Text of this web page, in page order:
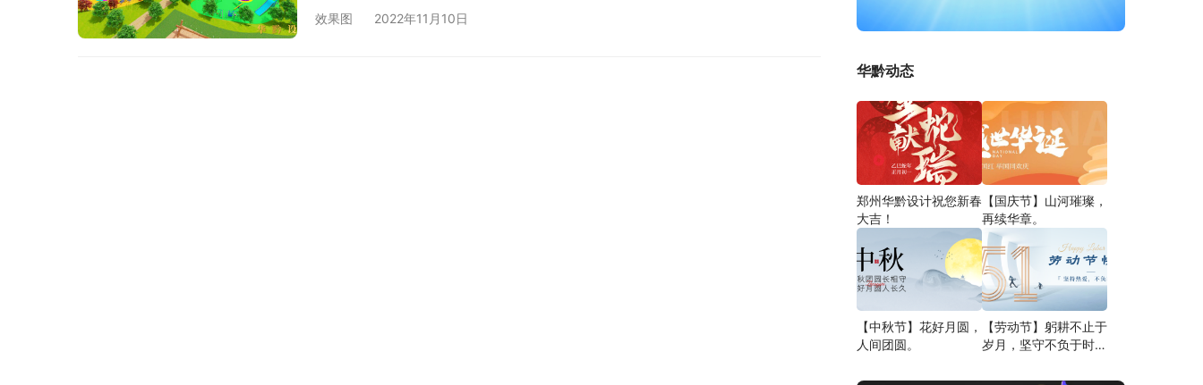
流。
效果图 2022年11月10日
华黔动态
郑州华黔设计祝您新春
大吉！
【国庆节】山河璀璨，
再续华章。
【中秋节】花好月圆，
人间团圆。
【劳动节】躬耕不止于
岁月，坚守不负于时